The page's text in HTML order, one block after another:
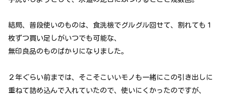
結局、普段使いのものは、食洗機でグルグル回せて、割れても１
枚ずつ買い足しがいつでも可能な、
無印良品のものばかりになりました。
２年ぐらい前までは、そこそこいいモノも一緒にこの引き出しに
重ねて詰め込んで入れていたので、使いにくかったのですが、